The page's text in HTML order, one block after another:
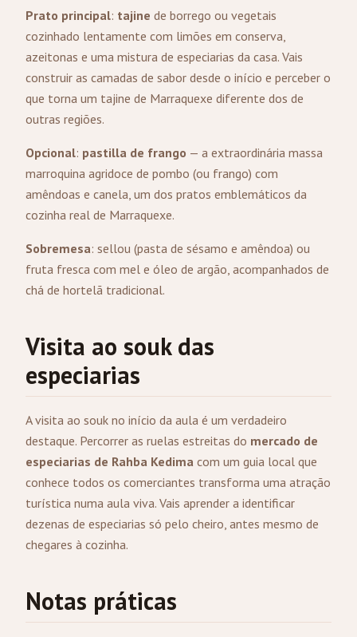
Prato principal: tajine de borrego ou vegetais
cozinhado lentamente com limões em conserva,
azeitonas e uma mistura de especiarias da casa. Vais
construir as camadas de sabor desde o início e perceber o
que torna um tajine de Marraquexe diferente dos de
outras regiões.
Opcional: pastilla de frango — a extraordinária massa
marroquina agridoce de pombo (ou frango) com
amêndoas e canela, um dos pratos emblemáticos da
cozinha real de Marraquexe.
Sobremesa: sellou (pasta de sésamo e amêndoa) ou
fruta fresca com mel e óleo de argão, acompanhados de
chá de hortelã tradicional.
Visita ao souk das
especiarias
A visita ao souk no início da aula é um verdadeiro
destaque. Percorrer as ruelas estreitas do mercado de
especiarias de Rahba Kedima com um guia local que
conhece todos os comerciantes transforma uma atração
turística numa aula viva. Vais aprender a identificar
dezenas de especiarias só pelo cheiro, antes mesmo de
chegares à cozinha.
Notas práticas